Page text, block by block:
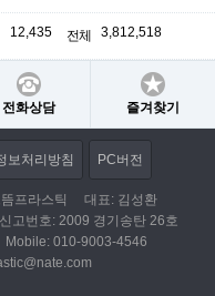
12,435 전체 3,812,518
전화상담 즐겨찾기
보처리방침 PC버전
프라스틱
대표: 김성환
고번호: 2009 경기송탄 26호
Mobile: 010-9003-4546